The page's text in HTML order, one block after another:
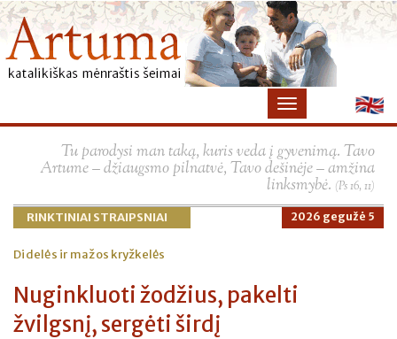
Tu parodysi man taką, kuris veda į gyvenimą. Tavo
Artume – džiaugsmo pilnatvė, Tavo dešinėje – amžina
linksmybė. (Ps 16, 11)
RINKTINIAI STRAIPSNIAI 2026 gegužė 5
Didelės ir mažos kryžkelės
Nuginkluoti žodžius, pakelti
žvilgsnį, sergėti širdį
×